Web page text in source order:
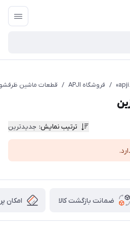
ایران
/ فروشگاه APJI / قطعات ماشین
ترتیب نمایش: جدیدترین
ضمانت بازگشت کالا امکان